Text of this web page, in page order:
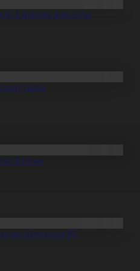
қаралым жиналды
тарих
болған
облыстың 90